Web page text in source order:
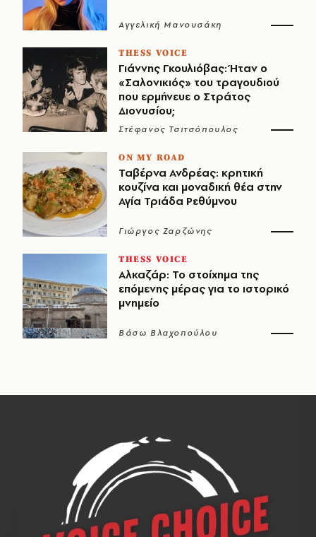
Αγγελική Μανουσάκη
THESS VOICE
Γιάννης Γκουλιόβας: Ήταν ο
«Σαλονικιός» του τραγουδιού
που ερμήνευε ο Στράτος
Διονυσίου;
Στέφανος Τσιτσόπουλος
ON MY ROAD
Ταβέρνα Ανδρέας: κρητική
κουζίνα και μοναδική θέα στην
Αγία Τριάδα Ρεθύμνου
Γιώργος Ζαρζώνης
THESS VOICE
Αλκαζάρ: Το στοίχημα της
επόμενης μέρας για το ιστορικό
μνημείο
Βάσω Βλαχοπούλου